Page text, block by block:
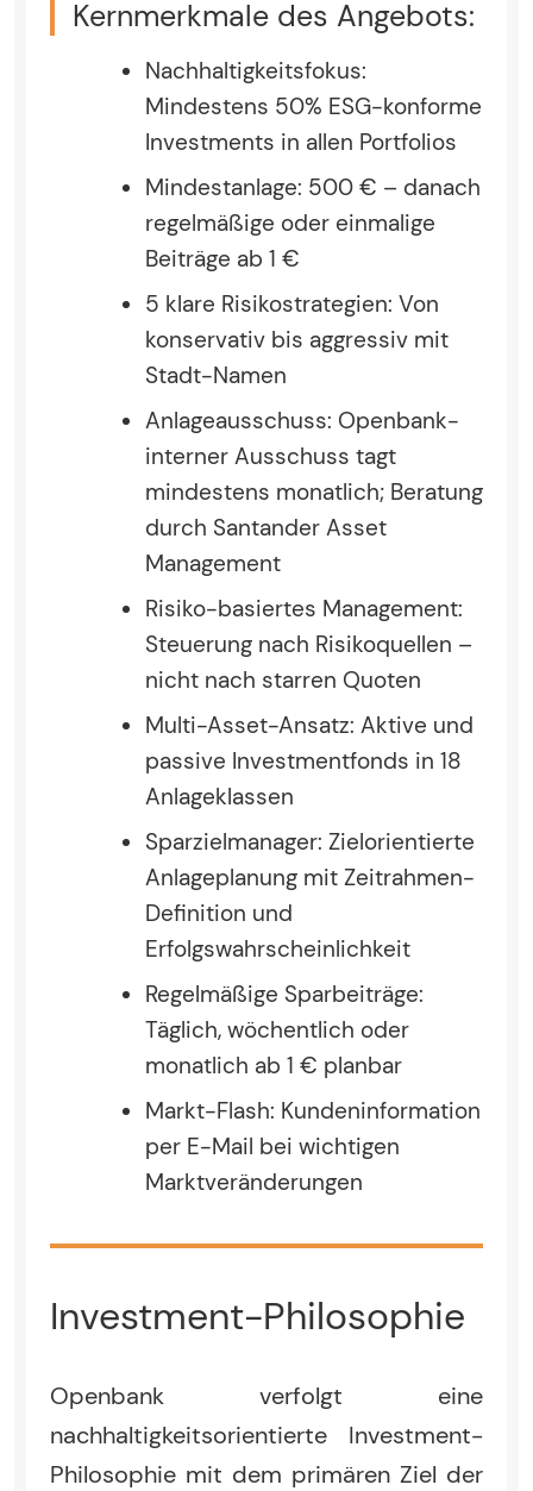
Kernmerkmale des Angebots:
Nachhaltigkeitsfokus:
Mindestens 50% ESG-konforme
Investments in allen Portfolios
Mindestanlage: 500 € – danach
regelmäßige oder einmalige
Beiträge ab 1 €
5 klare Risikostrategien: Von
konservativ bis aggressiv mit
Stadt-Namen
Anlageausschuss: Openbank-
interner Ausschuss tagt
mindestens monatlich; Beratung
durch Santander Asset
Management
Risiko-basiertes Management:
Steuerung nach Risikoquellen –
nicht nach starren Quoten
Multi-Asset-Ansatz: Aktive und
passive Investmentfonds in 18
Anlageklassen
Sparzielmanager: Zielorientierte
Anlageplanung mit Zeitrahmen-
Definition und
Erfolgswahrscheinlichkeit
Regelmäßige Sparbeiträge:
Täglich, wöchentlich oder
monatlich ab 1 € planbar
Markt-Flash: Kundeninformation
per E-Mail bei wichtigen
Marktveränderungen
Investment-Philosophie
Openbank verfolgt eine
nachhaltigkeitsorientierte Investment-
Philosophie mit dem primären Ziel der